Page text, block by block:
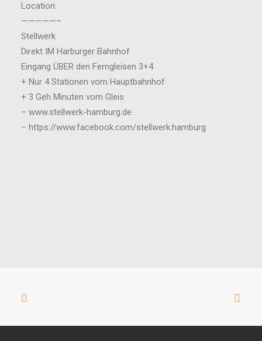
Location:
—————–
Stellwerk
Direkt IM Harburger Bahnhof
Eingang ÜBER den Ferngleisen 3+4
+ Nur 4 Stationen vom Hauptbahnhof
+ 3 Geh Minuten vom Gleis
– www.stellwerk-hamburg.de
– https://www.facebook.com/stellwerk.hamburg